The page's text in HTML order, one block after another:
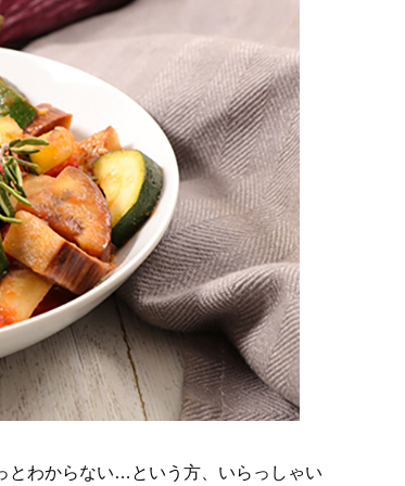
とわからない…という方、いらっしゃい